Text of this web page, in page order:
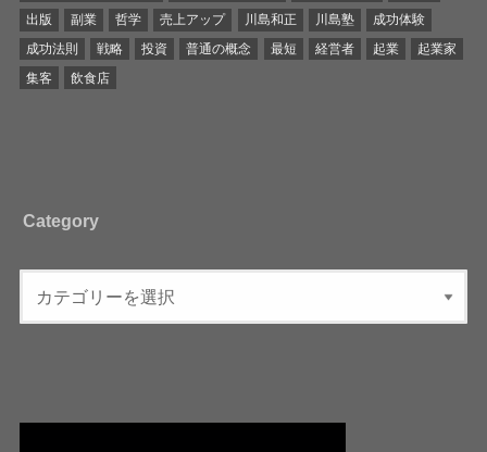
出版
副業 哲学 売上アップ 川島和正 川島塾
成功体験
成功法則
戦略 投資 普通の概念 最短 経営者 起業
起業家
集客
飲食店
Category